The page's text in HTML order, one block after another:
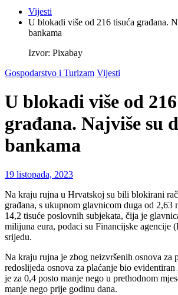
Vijesti
U blokadi više od 216 tisuća građana.
bankama
Izvor: Pixabay
Gospodarstvo i Turizam Vijesti
U blokadi više od
građana. Najviše su
bankama
19 listopada, 2023
Na kraju rujna u Hrvatskoj su bili blokirani
građana, s ukupnom glavnicom duga od 2,63
14,2 tisuće poslovnih subjekata, čija je
milijuna eura, podaci su Financijske agencije
srijedu.
Na kraju rujna je zbog neizvršenih osnova za
redoslijeda osnova za plaćanje bio
je za 0,4 posto manje nego u prethodnom
manje nego prije godinu dana.